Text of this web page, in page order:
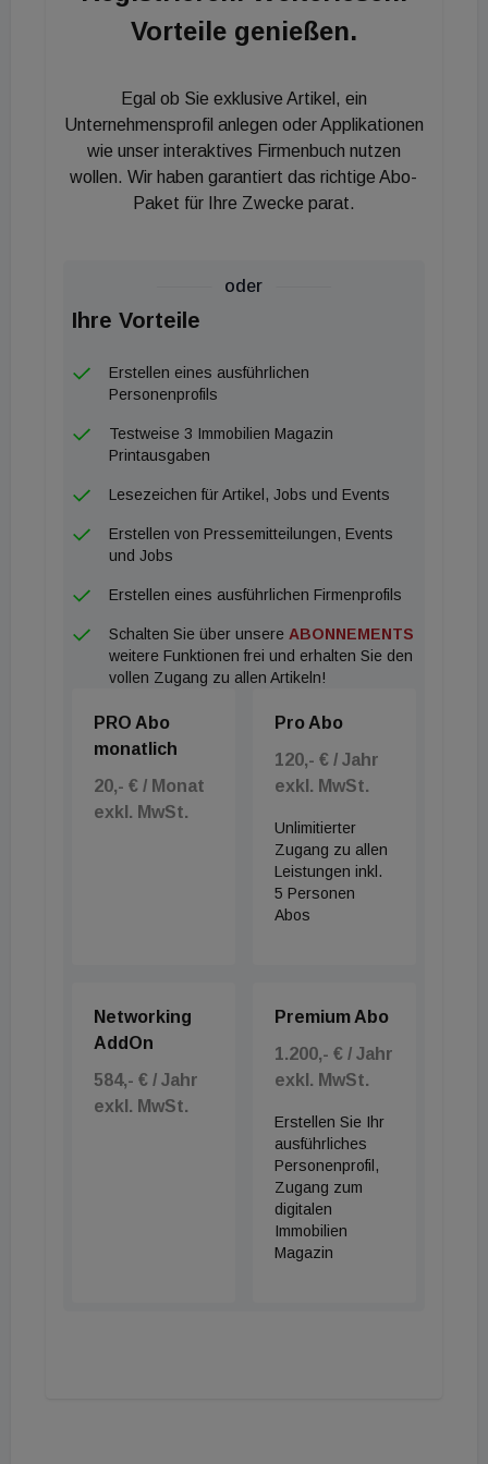
großen Grundstücks entlang der Ratoldstraße im
Grundlage für das Bebauungsplanverfahren lobte
die CA Immo zusammen mit der Landeshauptstadt
München (LHM) und in Kooperation mit dem Bezirk
im Jahr 2016 einen städtebaulichen und
landschaftsplanerischen Wettbewerb aus. Der
insbesondere durch die Verzahnung des Quartiers
mit der Umgebungsbebauung.
Vorteile genießen.
Egal ob Sie exklusive Artikel, ein
Unternehmensprofil anlegen oder Applikationen
wie unser interaktives Firmenbuch nutzen
wollen. Wir haben garantiert das richtige Abo-
Paket für Ihre Zwecke parat.
oder
Ihre Vorteile
Erstellen eines ausführlichen
Personenprofils
Testweise 3 Immobilien Magazin
Printausgaben
Lesezeichen für Artikel, Jobs und Events
Erstellen von Pressemitteilungen, Events
und Jobs
Erstellen eines ausführlichen Firmenprofils
Schalten Sie über unsere ABONNEMENTS
weitere Funktionen frei und erhalten Sie den
vollen Zugang zu allen Artikeln!
PRO Abo
monatlich
20,- € / Monat
exkl. MwSt.
Pro Abo
120,- € / Jahr
exkl. MwSt.
Unlimitierter
Zugang zu allen
Leistungen inkl.
5 Personen
Abos
Networking
AddOn
584,- € / Jahr
exkl. MwSt.
Premium Abo
1.200,- € / Jahr
exkl. MwSt.
Erstellen Sie Ihr
ausführliches
Personenprofil,
Zugang zum
digitalen
Immobilien
Magazin